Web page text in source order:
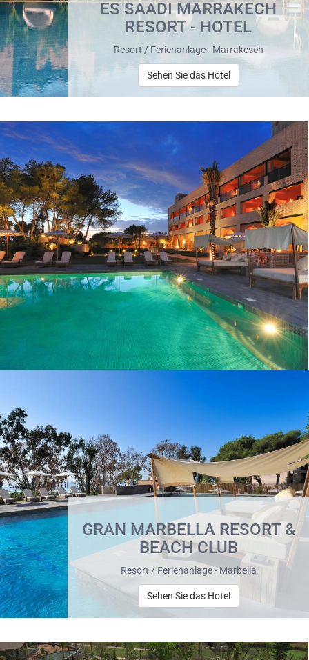
ES SAADI MARRAKECH
RESORT - HOTEL
Resort / Ferienanlage - Marrakesch
Sehen Sie das Hotel
GRAN MARBELLA RESORT &
BEACH CLUB
Resort / Ferienanlage - Marbella
Sehen Sie das Hotel